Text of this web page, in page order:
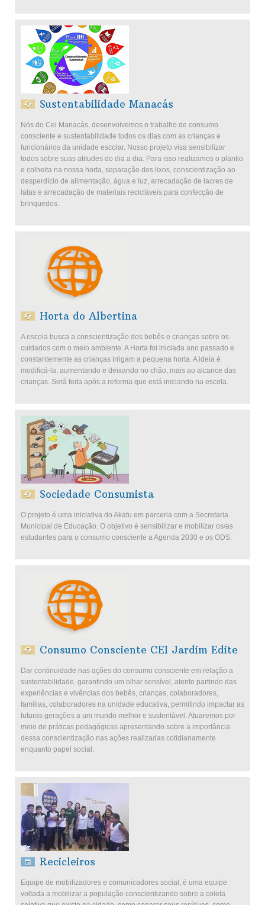
Sustentabilidade Manacás
Nós do Cei Manacás, desenvolvemos o trabalho de consumo
consciente e sustentabilidade todos os dias com as crianças e
funcionários da unidade escolar. Nosso projeto visa sensibilizar
todos sobre suas atitudes do dia a dia. Para isso realizamos o plantio
e colheita na nossa horta, separação dos lixos, conscientização ao
desperdício de alimentação, água e luz, arrecadação de lacres de
latas e arrecadação de materiais recicláveis para confecção de
brinquedos.
Horta do Albertina
A escola busca a conscientização dos bebês e crianças sobre os
cuidados com o meio ambiente. A Horta foi iniciada ano passado e
constantemente as crianças irrigam a pequena horta. A ideia é
modificá-la, aumentando e deixando no chão, mais ao alcance das
crianças. Será feita após a reforma que está iniciando na escola.
Sociedade Consumista
O projeto é uma iniciativa do Akatu em parceria com a Secretaria
Municipal de Educação. O objetivo é sensibilizar e mobilizar os/as
estudantes para o consumo consciente a Agenda 2030 e os ODS.
Consumo Consciente CEI Jardim Edite
Dar continuidade nas ações do consumo consciente em relação a
sustentabilidade, garantindo um olhar sensível, atento partindo das
experiências e vivências dos bebês, crianças, colaboradores,
famílias, colaboradores na unidade educativa, permitindo impactar as
futuras gerações a um mundo melhor e sustentável. Atuaremos por
meio de práticas pedagógicas apresentando sobre a importância
dessa conscientização nas ações realizadas cotidianamente
enquanto papel social.
Recicleiros
Equipe de mobilizadores e comunicadores social, é uma equipe
voltada a mobilizar a população conscientizando sobre a coleta